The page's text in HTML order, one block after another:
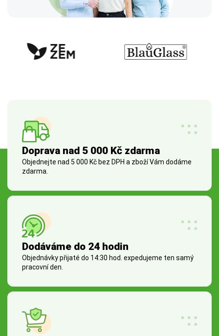
Doprava nad 5 000 Kč zdarma
Objednejte nad 5 000 Kč bez DPH a zboží Vám dodáme
zdarma.
Dodáváme do 24 hodin
Objednávky přijaté do 14:30 hod. expedujeme ten samý
pracovní den.